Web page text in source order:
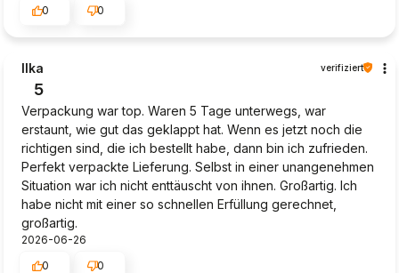
0
0
Ilka verifiziert
5
Verpackung war top. Waren 5 Tage unterwegs, war
erstaunt, wie gut das geklappt hat. Wenn es jetzt noch die
richtigen sind, die ich bestellt habe, dann bin ich zufrieden.
Perfekt verpackte Lieferung. Selbst in einer unangenehmen
Situation war ich nicht enttäuscht von ihnen. Großartig. Ich
habe nicht mit einer so schnellen Erfüllung gerechnet,
großartig.
2026-06-26
0
0